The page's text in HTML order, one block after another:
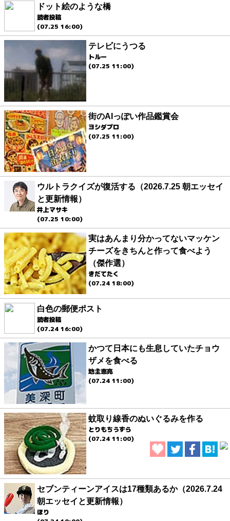
ドット絵のような橋
読者投稿
(07.25 16:00)
テレビにうつる
トルー
(07.25 11:00)
街のAIっぽい作品鑑賞会
ヨシダプロ
(07.25 11:00)
ウルトラクイズが復活する（2026.7.25 朝エッセイ
と更新情報）
井上マサキ
(07.25 10:00)
実はあんまり分かってないマッケン
チーズをきちんと作って食べよう
（傑作選）
きだてたく
(07.24 18:00)
白色の郵便ポスト
読者投稿
(07.24 16:00)
かつて日本にも生息していたチョウ
ザメを食べる
地主恵亮
(07.24 11:00)
蚊取り線香のぬいぐるみを作る
とりもちうずら
(07.24 11:00)
セブンティーンアイスは17種類あるか（2026.7.24
朝エッセイと更新情報）
ほり